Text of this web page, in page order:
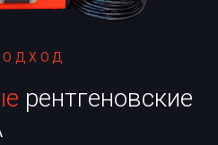
рентгеновские